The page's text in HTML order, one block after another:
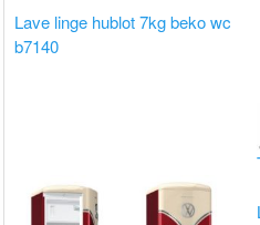
Lave linge hublot 7kg beko wc
b7140